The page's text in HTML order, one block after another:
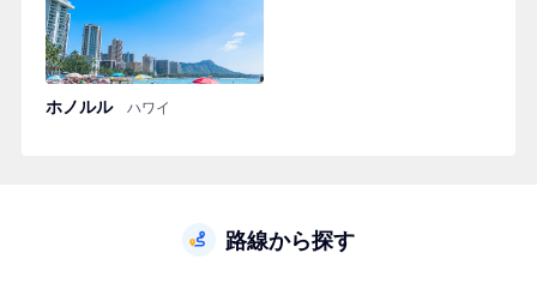
ホノルル ハワイ
路線から探す